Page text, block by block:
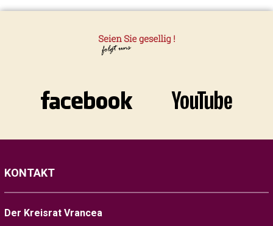
KONTAKT
Der Kreisrat Vrancea